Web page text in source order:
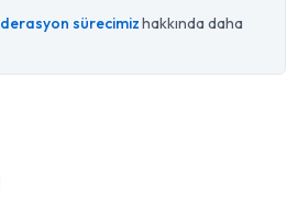
sürecimizhakkında daha